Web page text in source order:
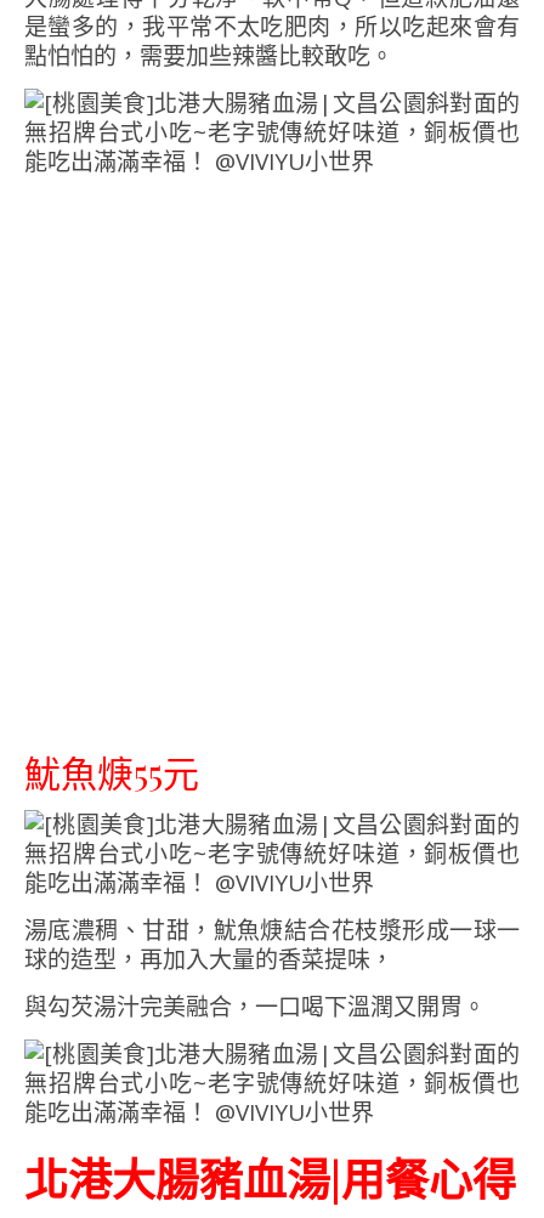
是蠻多的，我平常不太吃肥肉，所以吃起來會有
點怕怕的，需要加些辣醬比較敢吃。
魷魚焿55元
湯底濃稠、甘甜，魷魚焿結合花枝漿形成一球一
球的造型，再加入大量的香菜提味，
與勾芡湯汁完美融合，一口喝下溫潤又開胃。
北港大腸豬血湯|用餐心得